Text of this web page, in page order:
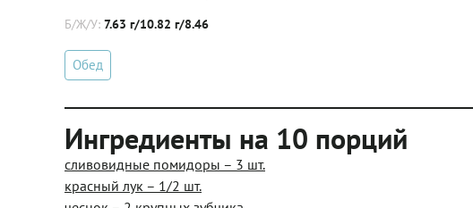
Б/Ж/У: 7.63 г/10.82 г/8.46
Обед
Ингредиенты на 10 порций
сливовидные помидоры – 3 шт.
красный лук – 1/2 шт.